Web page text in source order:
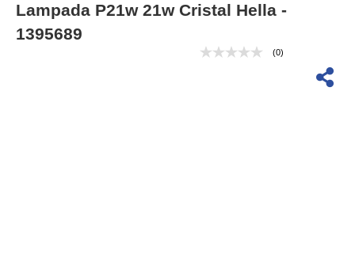
Lampada P21w 21w Cristal Hella -
1395689
(0)